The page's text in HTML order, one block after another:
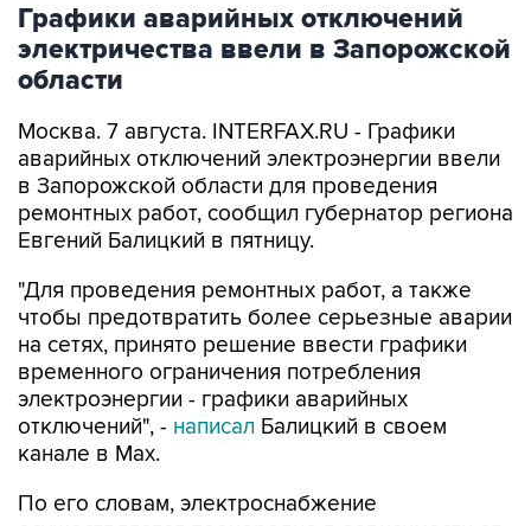
Графики аварийных отключений
электричества ввели в Запорожской
области
Москва. 7 августа. INTERFAX.RU - Графики
аварийных отключений электроэнергии ввели
в Запорожской области для проведения
ремонтных работ, сообщил губернатор региона
Евгений Балицкий в пятницу.
"Для проведения ремонтных работ, а также
чтобы предотвратить более серьезные аварии
на сетях, принято решение ввести графики
временного ограничения потребления
электроэнергии - графики аварийных
отключений", - написал Балицкий в своем
канале в Max.
По его словам, электроснабжение